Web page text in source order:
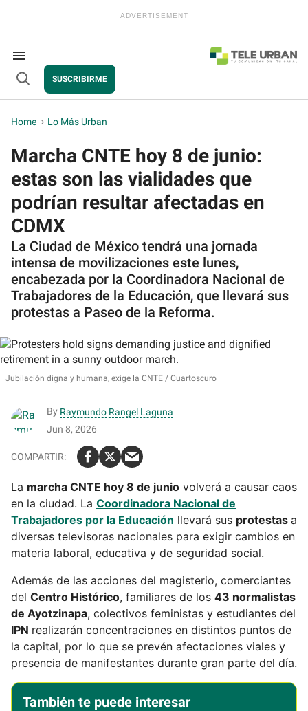
Search
&
Section
Navigation
Open
SUSCRIBIRME
Home > Lo Más Urban
Marcha CNTE hoy 8 de junio:
estas son las vialidades que
podrían resultar afectadas en
CDMX
La Ciudad de México tendrá una jornada
intensa de movilizaciones este lunes,
encabezada por la Coordinadora Nacional de
Trabajadores de la Educación, que llevará sus
protestas a Paseo de la Reforma.
Jubilaciòn digna y humana, exige la CNTE Cuartoscuro
By Raymundo Rangel Laguna
Jun 8, 2026
La marcha CNTE hoy 8 de junio volverá a causar caos
en la ciudad. La Coordinadora Nacional de
Trabajadores por la Educación llevará sus protestas a
diversas televisoras nacionales para exigir cambios en
materia laboral, educativa y de seguridad social.
Además de las acciones del magisterio, comerciantes
del Centro Histórico, familiares de los 43 normalistas
de Ayotzinapa, colectivos feministas y estudiantes del
IPN realizarán concentraciones en distintos puntos de
la capital, por lo que se prevén afectaciones viales y
presencia de manifestantes durante gran parte del día.
También te puede interesar